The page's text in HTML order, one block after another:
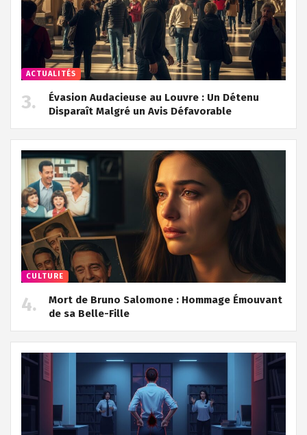
ACTUALITÉS
Évasion Audacieuse au Louvre : Un Détenu
Disparaît Malgré un Avis Défavorable
CULTURE
Mort de Bruno Salomone : Hommage Émouvant
de sa Belle-Fille